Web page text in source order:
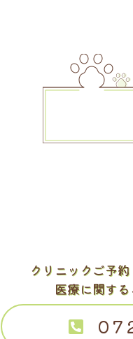
クリニックご予約
医療に関す